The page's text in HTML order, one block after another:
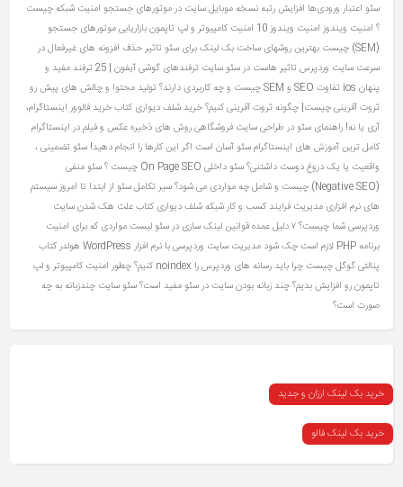
سئو اعتبار ورودی‌ها افزایش رتبه نسخه موبایل سایت در موتورهای جستجو امنیت شبکه چیست
؟ امنیت ویندوز امنیت ویندوز 10 امنیت کامپیوتر و لپ تاپمونبازاریابی موتورهای جستجو
(SEM) چیست
بهترین روشهای ساخت بک لینک برای سئو تاثیر حذف افزونه های غیرفعال در
سرعت سایت وردپرس تاثیر هاست در سئو سایت
ترفندهای گوشی آیفون | 25 ترفند مفید و
پنهان ios
تفاوت SEO و SEM چیست و چه کاربردی دارند؟
تولید محتوا و چالش های پیش رو
ثروت آفرینی چیست| چگونه ثروت آفرینی کنیم؟خرید شلف دیواری کتابخرید فالوور اینستاگرام،
آری یا نه! راهنمای سئو در طراحی سایت فروشگاهیروش های ذخیره عکس و فیلم در اینستاگرام
کامل ترین آموزش های اینستاگرامسئو آسان است اگر این کارها را انجام دهید! سئو تضمینی ،
واقعیت یا یک دروغ دوست‌ داشتنی؟سئو داخلی On Page SEO چیست ؟
سئو منفی
(Negative SEO) چیست و شامل چه مواردی می شود؟
سیر تکامل سئو از ابتدا تا امروز سیستم
های نرم افزاری مدیریت فرایند کسب و کار شبکهشلف دیواری کتابعلت هک شدن سایت
وردپرسی شما چیست؟ ۷ دلیل عمده
قوانین لینک سازی در سئو لیست مواردی که برای امنیت
برنامه PHP لازم است چک شود
مدیریت سایت وردپرسی با نرم افزار WordPress
هولدر کتاب
پنالتی گوگل چیست چرا باید رسانه های وردپرس را noindex کنیم؟
چطور امنیت کامپیوتر و لپ
تاپمون رو افزایش بدیم؟چند زبانه بودن سایت در سئو مفید است؟ سئو سایت چندزبانه به چه
صورت است؟
خرید بک لینک ارزان و جدید
خرید بک لینک فالو